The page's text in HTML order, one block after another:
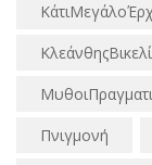
Πνιγμονή